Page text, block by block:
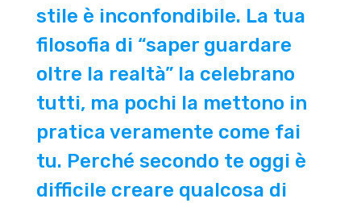
stile è inconfondibile. La tua
filosofia di “saper guardare
oltre la realtà” la celebrano
tutti, ma pochi la mettono in
pratica veramente come fai
tu. Perché secondo te oggi è
difficile creare qualcosa di